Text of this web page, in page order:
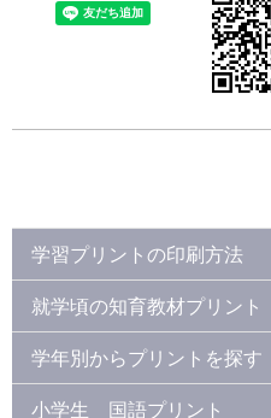
学習プリントの印刷方法
就学頃の知育教材プリント
学年別からプリントを探す
小学生 国語プリント